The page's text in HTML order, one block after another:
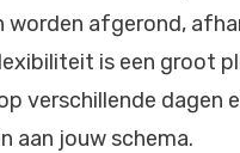
worden afgerond,
is een groot
verschillende
aan jouw schema.